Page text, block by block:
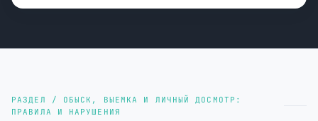
РАЗДЕЛ / ОБЫСК, ВЫЕМКА И ЛИЧНЫЙ ДОСМОТР:
ПРАВИЛА И НАРУШЕНИЯ